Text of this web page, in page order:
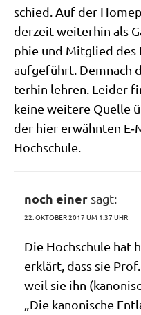
schied. Auf der
der­zeit wei­ter­hin als
phie und Mit­glied
auf­ge­führt. Dem­nach
ter­hin leh­ren. Lei­der
kei­ne wei­te­re Quel­le
der hier erwähn­ten
Hochschule.
noch einer sagt:
22. OKTOBER 2017 UM 1:37 UHR
Die Hoch­schu­le hat
erklärt, dass sie
weil sie ihn
„Die kano­ni­sche